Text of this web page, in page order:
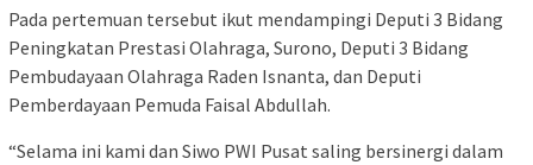
Pada pertemuan tersebut ikut mendampingi Deputi 3 Bidang
Peningkatan Prestasi Olahraga, Surono, Deputi 3 Bidang
Pembudayaan Olahraga Raden Isnanta, dan Deputi
Pemberdayaan Pemuda Faisal Abdullah.
“Selama ini kami dan Siwo PWI Pusat saling bersinergi dalam